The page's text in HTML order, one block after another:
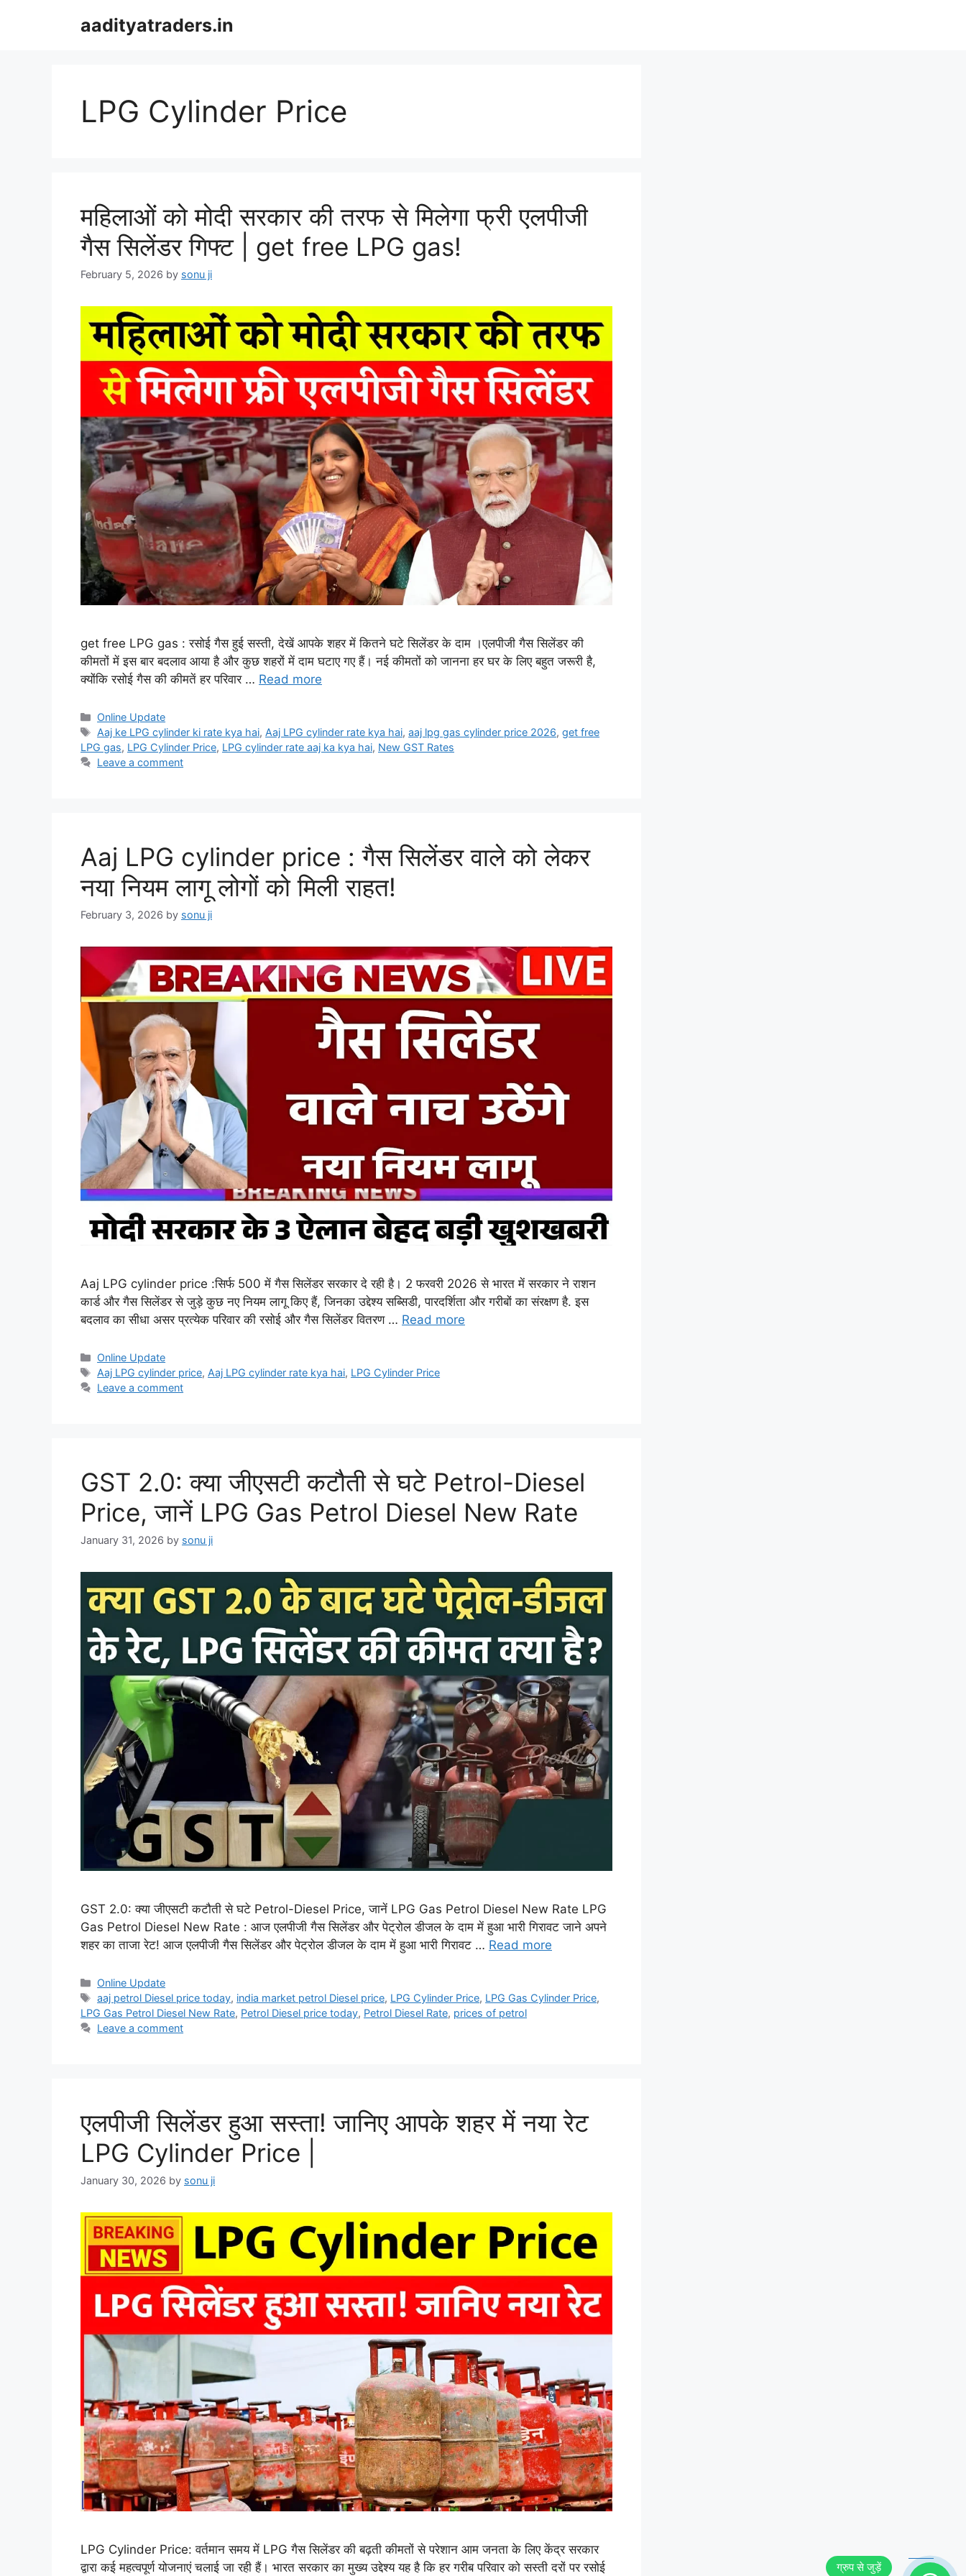
aadityatraders.in
LPG Cylinder Price
महिलाओं को मोदी सरकार की तरफ से मिलेगा फ्री एलपीजी
गैस सिलेंडर गिफ्ट | get free LPG gas!
February 5, 2026 by sonu ji
get free LPG gas : रसोई गैस हुई सस्ती, देखें आपके शहर में कितने घटे सिलेंडर के दाम ।एलपीजी गैस सिलेंडर की
कीमतों में इस बार बदलाव आया है और कुछ शहरों में दाम घटाए गए हैं। नई कीमतों को जानना हर घर के लिए बहुत जरूरी है,
क्योंकि रसोई गैस की कीमतें हर परिवार … Read more
Categories
Online Update
Tags
Aaj ke LPG cylinder ki rate kya hai, Aaj LPG cylinder rate kya hai,aaj lpg gas cylinder price 2026,get free
LPG gas, LPG Cylinder Price, LPG cylinder rate aaj ka kya hai, New GST Rates
Leave a comment
Aaj LPG cylinder price : गैस सिलेंडर वाले को लेकर
नया नियम लागू लोगों को मिली राहत!
February 3, 2026 by sonu ji
Aaj LPG cylinder price :सिर्फ 500 में गैस सिलेंडर सरकार दे रही है। 2 फरवरी 2026 से भारत में सरकार ने राशन
कार्ड और गैस सिलेंडर से जुड़े कुछ नए नियम लागू किए हैं, जिनका उद्देश्य सब्सिडी, पारदर्शिता और गरीबों का संरक्षण है. इस
बदलाव का सीधा असर प्रत्येक परिवार की रसोई और गैस सिलेंडर वितरण … Read more
Categories
Online Update
Tags
Aaj LPG cylinder price, Aaj LPG cylinder rate kya hai, LPG Cylinder Price
Leave a comment
GST 2.0: क्या जीएसटी कटौती से घटे Petrol-Diesel
Price, जानें LPG Gas Petrol Diesel New Rate
January 31, 2026 by sonu ji
GST 2.0: क्या जीएसटी कटौती से घटे Petrol-Diesel Price, जानें LPG Gas Petrol Diesel New Rate LPG
Gas Petrol Diesel New Rate : आज एलपीजी गैस सिलेंडर और पेट्रोल डीजल के दाम में हुआ भारी गिरावट जाने अपने
शहर का ताजा रेट! आज एलपीजी गैस सिलेंडर और पेट्रोल डीजल के दाम में हुआ भारी गिरावट … Read more
Categories
Online Update
Tags
aaj petrol Diesel price today, india market petrol Diesel price, LPG Cylinder Price, LPG Gas Cylinder Price,
LPG Gas Petrol Diesel New Rate, Petrol Diesel price today, Petrol Diesel Rate, prices of petrol
Leave a comment
एलपीजी सिलेंडर हुआ सस्ता! जानिए आपके शहर में नया रेट
LPG Cylinder Price |
January 30, 2026 by sonu ji
LPG Cylinder Price: वर्तमान समय में LPG गैस सिलेंडर की बढ़ती कीमतों से परेशान आम जनता के लिए केंद्र सरकार
द्वारा कई महत्वपूर्ण योजनाएं चलाई जा रही हैं। भारत सरकार का मुख्य उद्देश्य यह है कि हर गरीब परिवार को सस्ती दरों पर रसोई